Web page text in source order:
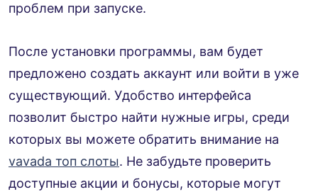
проблем при запуске.
После установки программы, вам будет
предложено создать аккаунт или войти в уже
существующий. Удобство интерфейса
позволит быстро найти нужные игры, среди
которых вы можете обратить внимание на
vavada топ слоты. Не забудьте проверить
доступные акции и бонусы, которые могут